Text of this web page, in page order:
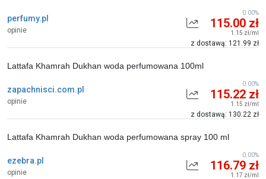
perfumy.pl
opinie 115.00 zł
1.15 zł/ml
z dostawą: 121.99 zł
0.00%
zapachnisci.com.pl
opinie
Lattafa Khamrah Dukhan woda perfumowana 100ml
115.22 zł
1.15 zł/ml
z dostawą: 130.22 zł
0.00%
ezebra.pl
opinie
Lattafa Khamrah Dukhan woda perfumowana spray 100 ml
116.79 zł
1.17 zł/ml
0.00%